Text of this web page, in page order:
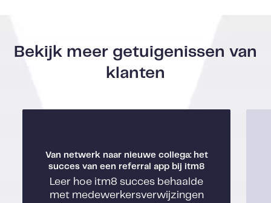
Bekijk meer getuigenissen van
klanten
Van netwerk naar nieuwe collega: het
succes van een referral app bij itm8
Leer hoe itm8 succes behaalde
met medewerkersverwijzingen